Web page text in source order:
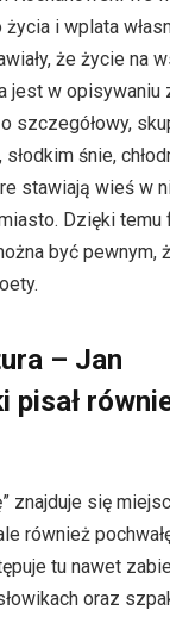
i wplata
że życie na
jest w opisywaniu
szczegółowy,
śnie,
stawiają wieś w
Dzięki
być pewnym,
– Jan
pisał
znajduje się
również
tu nawet
oraz